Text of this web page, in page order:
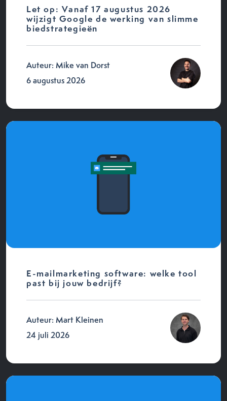
Let op: Vanaf 17 augustus 2026
wijzigt Google de werking van slimme
biedstrategieën
Auteur: Mike van Dorst
6 augustus 2026
E-mailmarketing software: welke tool
past bij jouw bedrijf?
Auteur: Mart Kleinen
24 juli 2026